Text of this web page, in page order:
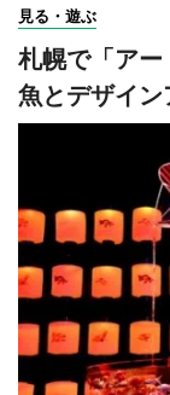
見る・遊ぶ
札幌で「ア
魚とデザイ